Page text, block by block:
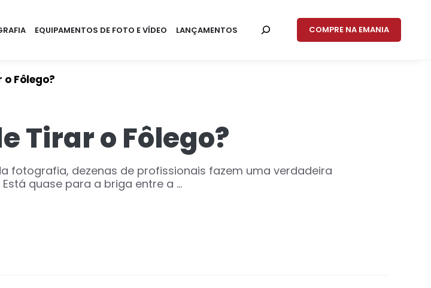
EQUIPAMENTOS DE FOTO E VÍDEO LANÇAMENTOS COMPRE NA EMANIA
o Fôlego?
Tirar o Fôlego?
fotografia, dezenas de profissionais fazem uma verdadeira
quase para a briga entre a ...